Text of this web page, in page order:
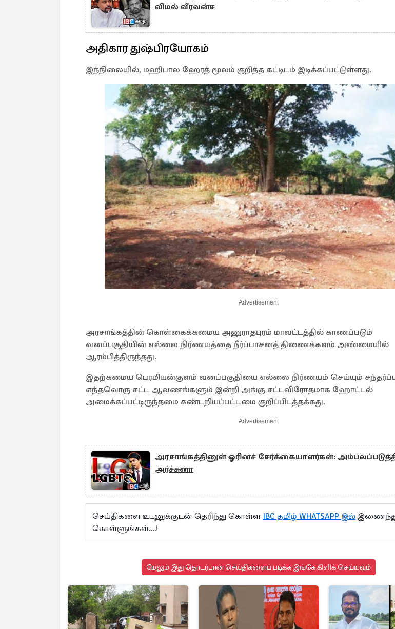
விமல் வீரவன்ச
அதிகார துஷ்பிரயோகம்
இந்நிலையில், மஹிபால ஹேரத் மூலம் குறித்த கட்டிடம் இடிக்கப்பட்டுள்ளது.
Advertisement
அரசாங்கத்தின் கொள்கைக்கமைய அனுராதபுரம் மாவட்டத்தில் காணப்படும்
வனப்பகுதியின் எல்லை நிர்ணயத்தை நீர்ப்பாசனத் திணைக்களம் அண்மையில்
ஆரம்பித்திருந்தது.
இதற்கமைய பெரமியன்குளம் வனப்பகுதியை எல்லை நிர்ணயம் செய்யும்
எந்தவொரு சட்ட ஆவணங்களும் இன்றி அங்கு சட்டவிரோதமாக ஹோட்டல்
அமைக்கப்பட்டிருந்தமை கண்டறியப்பட்டமை குறிப்பிடத்தக்கது.
Advertisement
அரசாங்கத்தினுள் ஓரினச் சேர்க்கையாளர்கள்:
அர்ச்சுனா
செய்திகளை உடனுக்குடன் தெரிந்து கொள்ள IBC தமிழ் WHATSAPP இல்
கொள்ளுங்கள்...!
மேலும் இது தொடர்பான செய்திகளைப் படிக்க இங்கே கிளிக் செய்யவும்